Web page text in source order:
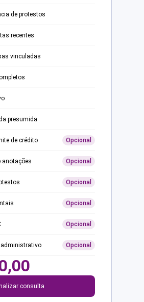
de protestos
recentes
vinculadas
presumida
de crédito Opcional
anotações Opcional
Opcional
Opcional
Opcional
Opcional
consulta